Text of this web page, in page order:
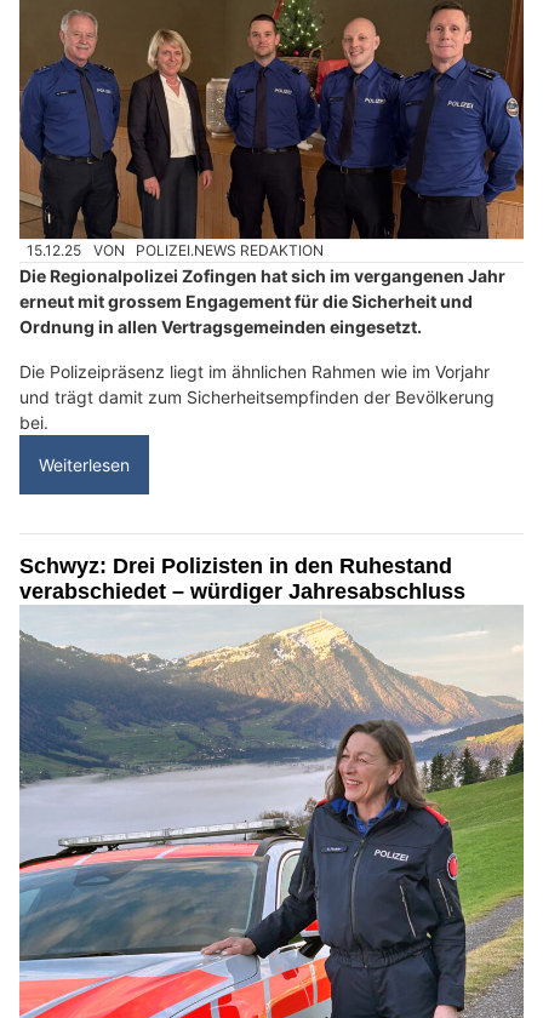
15.12.25 VON POLIZEI.NEWS REDAKTION
Die Regionalpolizei Zofingen hat sich im vergangenen Jahr
erneut mit grossem Engagement für die Sicherheit und
Ordnung in allen Vertragsgemeinden eingesetzt.
Die Polizeipräsenz liegt im ähnlichen Rahmen wie im Vorjahr
und trägt damit zum Sicherheitsempfinden der Bevölkerung
bei.
Weiterlesen
Schwyz: Drei Polizisten in den Ruhestand
verabschiedet – würdiger Jahresabschluss